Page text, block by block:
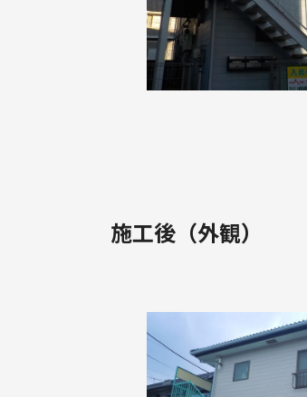
施工後（外観）